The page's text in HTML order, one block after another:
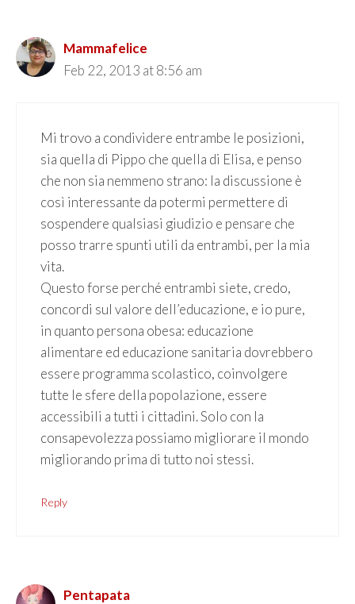
Mammafelice
Feb 22, 2013 at 8:56 am
Mi trovo a condividere entrambe le posizioni,
sia quella di Pippo che quella di Elisa, e penso
che non sia nemmeno strano: la discussione è
così interessante da potermi permettere di
sospendere qualsiasi giudizio e pensare che
posso trarre spunti utili da entrambi, per la mia
vita.
Questo forse perché entrambi siete, credo,
concordi sul valore dell’educazione, e io pure,
in quanto persona obesa: educazione
alimentare ed educazione sanitaria dovrebbero
essere programma scolastico, coinvolgere
tutte le sfere della popolazione, essere
accessibili a tutti i cittadini. Solo con la
consapevolezza possiamo migliorare il mondo
migliorando prima di tutto noi stessi.
Reply
Pentapata